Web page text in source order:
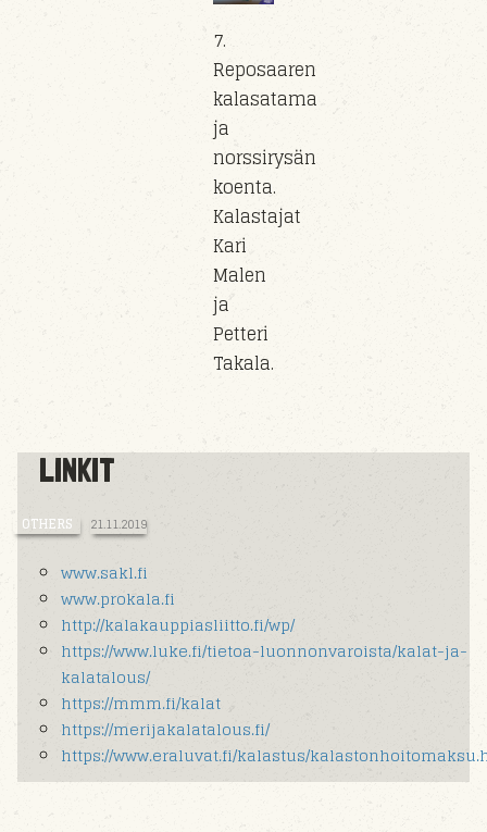
7.
Reposaaren
kalasatama
ja
norssirysän
koenta.
Kalastajat
Kari
Malen
ja
Petteri
Takala.
LINKIT
OTHERS 21.11.2019
www.sakl.fi
www.prokala.fi
http://kalakauppiasliitto.fi/wp/
https://www.luke.fi/tietoa-luonnonvaroista/kalat-ja-
kalatalous/
https://mmm.fi/kalat
https://merijakalatalous.fi/
https://www.eraluvat.fi/kalastus/